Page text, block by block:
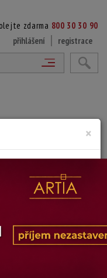
zdarma 800 30 30 90
přihlášení
registrace
Srbsko
×